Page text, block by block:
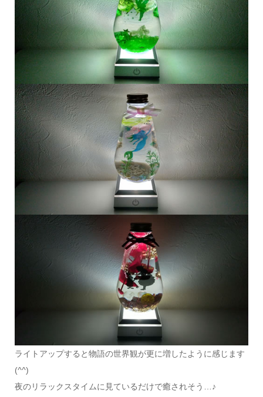
ライトアップすると物語の世界観が更に増したように感じます
(^^)
夜のリラックスタイムに見ているだけで癒されそう…♪